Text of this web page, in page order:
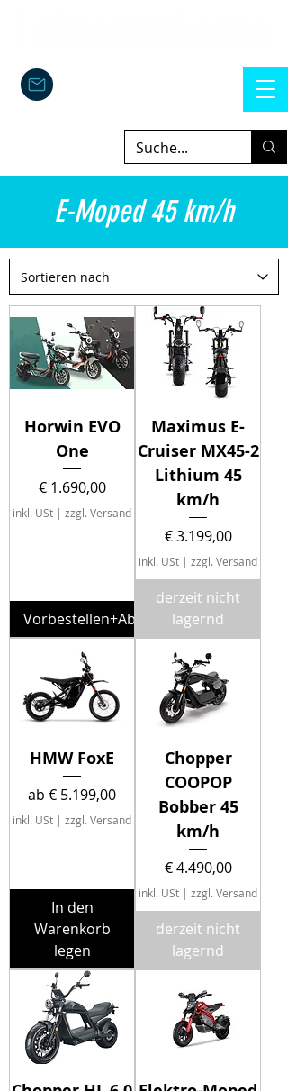
E-Moped 45 km/h
Horwin EVO
One
Preis
€ 1.690,00
inkl. USt | zzgl. Versand
Vorbestellen+Abholung
Maximus E-
Cruiser MX45-2
Lithium 45
km/h
Preis
€ 3.199,00
inkl. USt | zzgl. Versand
derzeit nicht
lagernd
HMW FoxE
ab € 5.199,00
Sale-Preis
inkl. USt | zzgl. Versand
In den
Warenkorb
legen
Chopper
COOPOP
Bobber 45
km/h
Preis
€ 4.490,00
inkl. USt | zzgl. Versand
derzeit nicht
lagernd